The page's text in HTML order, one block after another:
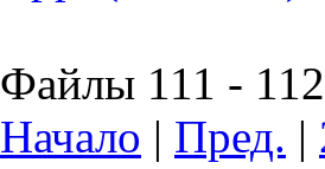
Файлы 111 -
Начало | Пред. |